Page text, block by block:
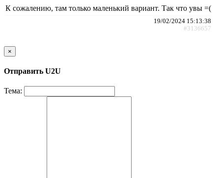
К сожалению, там только маленький вариант. Так что увы =(
19/02/2024 15:13:38
#3136657
×
Отправить U2U
Тема: